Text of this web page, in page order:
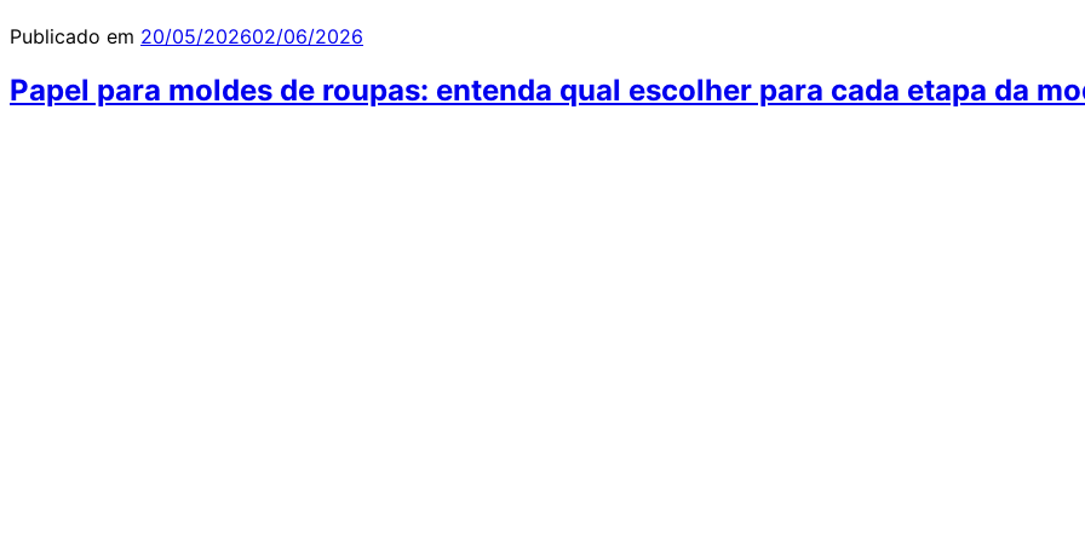
Publicado em 20/05/202602/06/2026
Papel para moldes de roupas: entenda qual escolher para cada etapa da